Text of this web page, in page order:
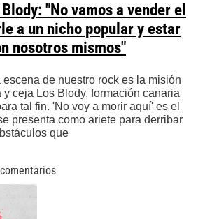
"No vamos a vender el
a un nicho popular y estar
nosotros mismos"
de nuestro rock es la misión
ceja Los Blody, formación canaria
tal fin. 'No voy a morir aquí' es el
presenta como ariete para derribar
que